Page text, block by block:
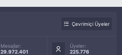
Çevrimiçi Üyeler
Mesajlar:
29.972.401
Üyeler:
225.776